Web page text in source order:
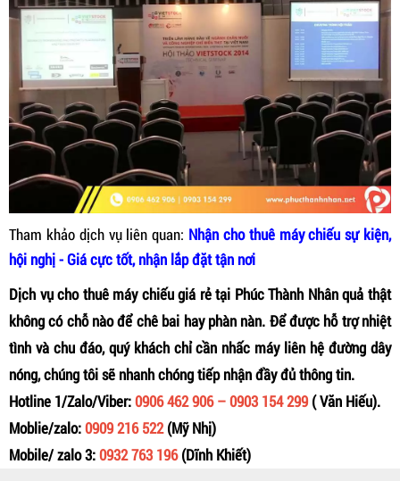
Tham khảo dịch vụ liên quan: Nhận cho thuê máy chiếu sự kiện,
hội nghị - Giá cực tốt, nhận lắp đặt tận nơi
Dịch vụ cho thuê máy chiếu giá rẻ tại Phúc Thành Nhân quả thật
không có chỗ nào để chê bai hay phàn nàn. Để được hỗ trợ nhiệt
tình và chu đáo, quý khách chỉ cần nhấc máy liên hệ đường dây
nóng, chúng tôi sẽ nhanh chóng tiếp nhận đầy đủ thông tin.
Hotline 1/Zalo/Viber:0906 462 906 – 0903 154 299 ( Văn Hiếu).
Moblie/zalo:0909 216 522(Mỹ Nhị)
Mobile/ zalo 3:0932 763 196(Dĩnh Khiết)